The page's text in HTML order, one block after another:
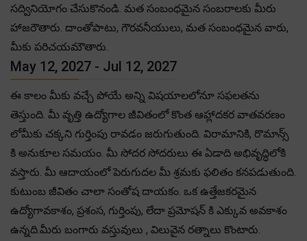
సద్వినియోగం చేసుకొనండి. మత సంబంధమైన సంబరాలకు మీరు
హాజరౌతారు. దాంతోపాటు, గౌరవనీయులు, మత సంబంధమైన వారు,
మీకు పరిచయమౌతారు.
May 12, 2027 - Jul 12, 2027
ఈ కాలం మీకు వచ్చే పోయే అన్ని విషయాలలోనూ సఫలతను
తెస్తుంది. మీ వృత్తి ఉద్యోగాల జీవితంలో కొంత ఆహ్లాదకర వాతవరణం
లోమీకు చక్కని గుర్తింపు రావడం జరుగుతుంది. విరామానికి, రొమాన్స్
కి అనుకూల సమయం. మీ సోదర సోదరులు ఈ ఏడాది అభివృద్ధిలోకి
వస్తారు. మీ ఆదాయంలో పెరుగుదల మీ శ్రమకు ఫలితం కనపడుతుంది.
కుటుంబ జీవితం చాలా సంతోష దాయకం. ఒక ఉత్తేజకరమైన
ఉద్యోగావకాశం, ప్రశంస, గుర్తింపు, లేదా ప్రమోషన్ కి ఎక్కువ అవకాశం
ఉన్నది.మీరు బంగారు వస్తువులు , విలువైన రత్నాలు కొంటారు.